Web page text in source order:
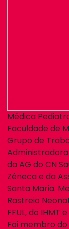
Médica
Faculdade de
Grupo de
da AG do CN
Zéneca e da
Santa Maria.
Rastreio
FFUL, do IHMT
Foi membro